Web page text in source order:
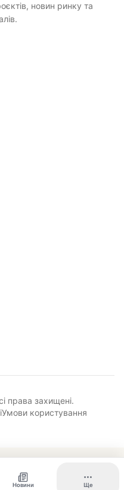
новин ринку та
права захищені.
Умови користування
Новини Ще